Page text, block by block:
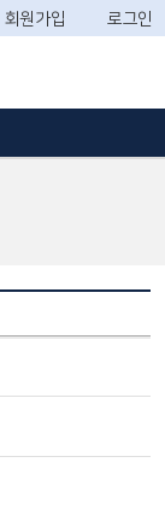
회원가입 로그인